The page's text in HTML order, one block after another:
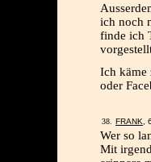
ich noch
finde ich
Ich käme
oder
FRANK ,
Wer so
Mit